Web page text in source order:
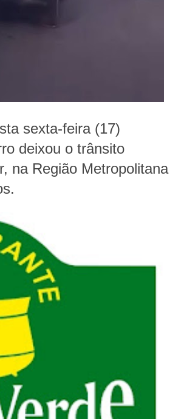
sexta-feira (17)
deixou o trânsito
na Região Metropolitana